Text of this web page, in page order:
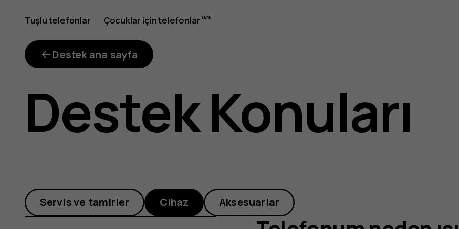
Telefonum
neden
ısınıyor,
uygulamaları
Tuşlu telefonlar Çocuklar için telefonlar
Destek ana sayfa
Destek Konuları
Servis ve tamirler Cihaz Aksesuarlar